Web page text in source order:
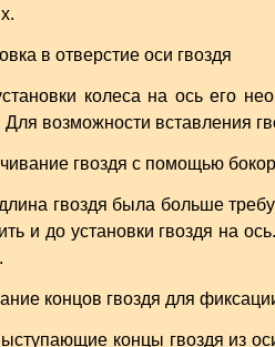
колеса на ось его
Для возможности вставления
гвоздя была больше
и до установки гвоздя на
концы гвоздя из